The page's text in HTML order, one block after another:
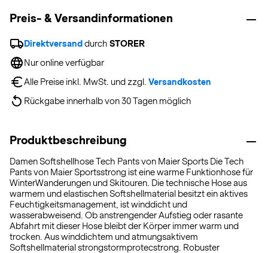
Preis- & Versandinformationen
Direktversand durch STORER
Nur online verfügbar
Alle Preise inkl. MwSt. und zzgl. Versandkosten
Rückgabe innerhalb von 30 Tagen möglich
Produktbeschreibung
Damen Softshellhose Tech Pants von Maier Sports Die Tech
Pants von Maier Sportsstrong ist eine warme Funktionhose für
WinterWanderungen und Skitouren. Die technische Hose aus
warmem und elastischen Softshellmaterial besitzt ein aktives
Feuchtigkeitsmanagement, ist winddicht und
wasserabweisend. Ob anstrengender Aufstieg oder rasante
Abfahrt mit dieser Hose bleibt der Körper immer warm und
trocken. Aus winddichtem und atmungsaktivem
Softshellmaterial strongstormprotecstrong. Robuster